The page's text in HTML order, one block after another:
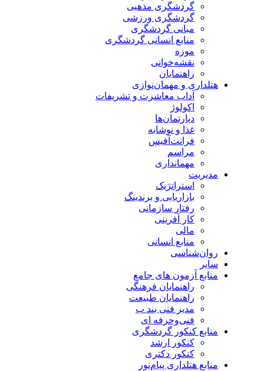
گردشگری مذهبی
گردشگری ورزشی
مبانی گردشگری
منابع انسانی گردشگری
موزه
نقشه‌خوانی
راهنمایان
هتلداری و مهمان‌نوازی
آداب معاشرت و تشریفات
اکولوژ
دپارتمان‌ها
غذا و نوشابه
فرانت‌آفیس
مراسم
مهمانداری
مدیریت
استراتژیک
بازاریابی و برندینگ
رفتار سازمانی
کار آفرینی
مالی
منابع انسانی
روان‌شناسی
سایر
منابع آزمون های جامع
راهنمایان فرهنگی
راهنمایان طبیعت
مدیر فنی بند ب
فنی‌وحرفه‌ ای
منابع کنکور گردشگری
کنکور ارشد
کنکور دکتری
منابع هتلداری پیام‌نور